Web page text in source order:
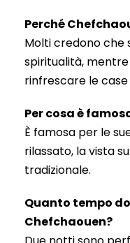
Perché
Molti credono che
spiritualità,
rinfrescare le
Per cosa è
È famosa per le
rilassato, la vista
tradizionale.
Quanto tempo
Chefchaouen?